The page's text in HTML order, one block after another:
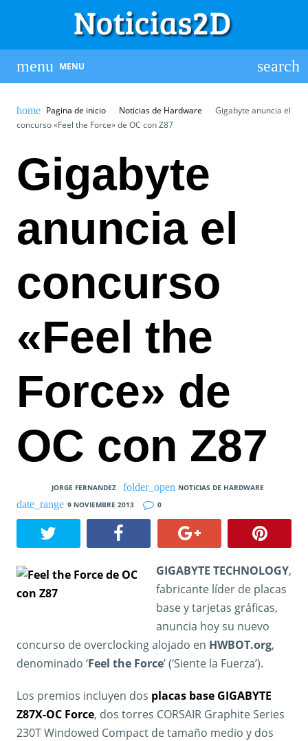
MENU
Pagina de inicio Noticias de Hardware
Gigabyte anuncia el
concurso «Feel the Force» de OC con Z87
Gigabyte
anuncia el
concurso
«Feel the
Force» de
OC con Z87
JORGE FERNANDEZ
NOTICIAS DE HARDWARE
9 NOVIEMBRE 2013
0
GIGABYTE TECHNOLOGY,
fabricante líder de placas
base y tarjetas gráficas,
anuncia hoy su nuevo
concurso de overclocking alojado en HWBOT.org,
denominado ‘Feel the Force’ (‘Siente la Fuerza’).
Los premios incluyen dos placas base GIGABYTE
Z87X-OC Force, dos torres CORSAIR Graphite Series
230T Windowed Compact de tamaño medio y dos